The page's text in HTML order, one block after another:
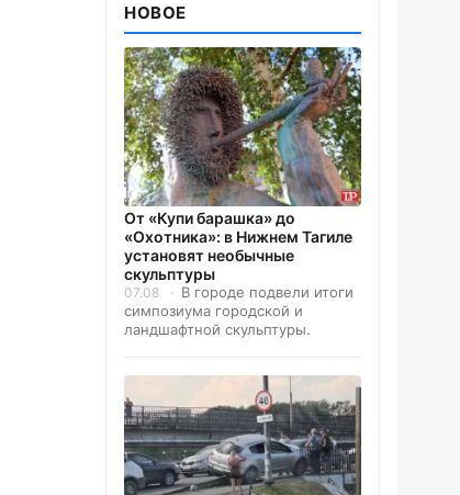
НОВОЕ
От «Купи барашка» до
«Охотника»: в Нижнем Тагиле
установят необычные
скульптуры
07.08
В городе подвели итоги
симпозиума городской и
ландшафтной скульптуры.